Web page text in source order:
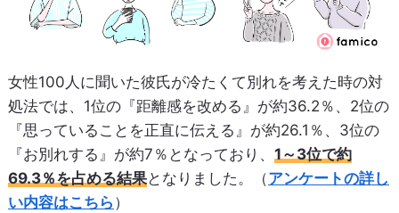
女性100人に聞いた彼氏が冷たくて別れを考えた時の対
処法では、1位の『距離感を改める』が約36.2％、2位の
『思っていることを正直に伝える』が約26.1％、3位の
『お別れする』が約7％となっており、 1～3位で約
69.3％を占める結果となりました。（アンケートの詳し
い内容はこちら ）